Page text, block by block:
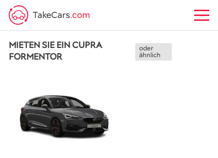
TakeCars.com
MIETEN SIE EIN CUPRA
FORMENTOR
oder
ähnlich